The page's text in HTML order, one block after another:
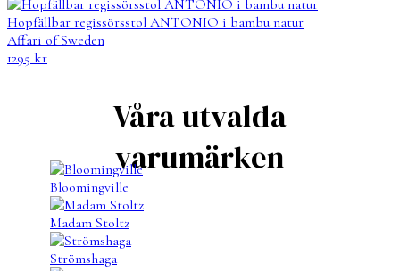
Hopfällbar regissörsstol ANTONIO i bambu natur
Affari of Sweden
1295 kr
Våra utvalda
varumärken
Bloomingville
Madam Stoltz
Strömshaga